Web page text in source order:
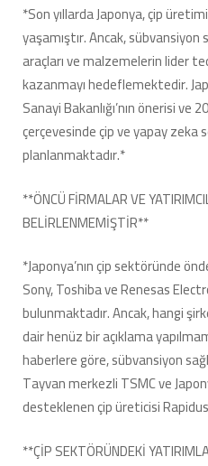
*Son yıllarda Japonya, çip
yaşamıştır. Ancak,
araçları ve malzemelerin lider
kazanmayı hedeflemektedir.
Sanayi Bakanlığı’nın önerisi ve
çerçevesinde çip ve yapay zeka
planlanmaktadır.*
**ÖNCÜ FİRMALAR VE
BELİRLENMEMİŞTİR**
*Japonya’nın çip sektöründe
Sony, Toshiba ve Renesas
bulunmaktadır. Ancak, hangi
dair henüz bir açıklama
haberlere göre, sübvansiyon
Tayvan merkezli TSMC ve
desteklenen çip üreticisi
**ÇİP SEKTÖRÜNDEKİ